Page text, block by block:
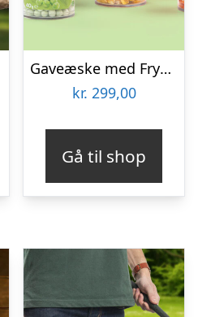
Gaveæske med Frysetørrede Grøntsager
kr. 299,00
Gå til shop